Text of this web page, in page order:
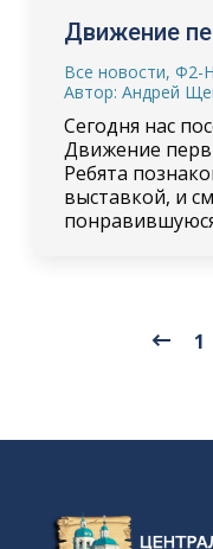
Движение
Все новости, Ф2-
Автор: Андрей
Сегодня нас
Движение
Ребята
выставкой, и
1